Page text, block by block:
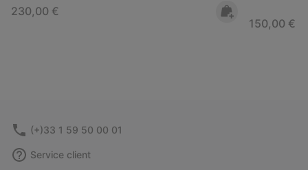
Regular price:
230,00 €
Regular
150,00 €
(+)33 1 59 50 00 01
Service client